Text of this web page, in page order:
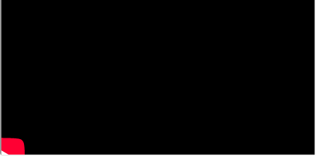
históricos. Foto: Composición de Gerson Cardoso/Andina/BCRP